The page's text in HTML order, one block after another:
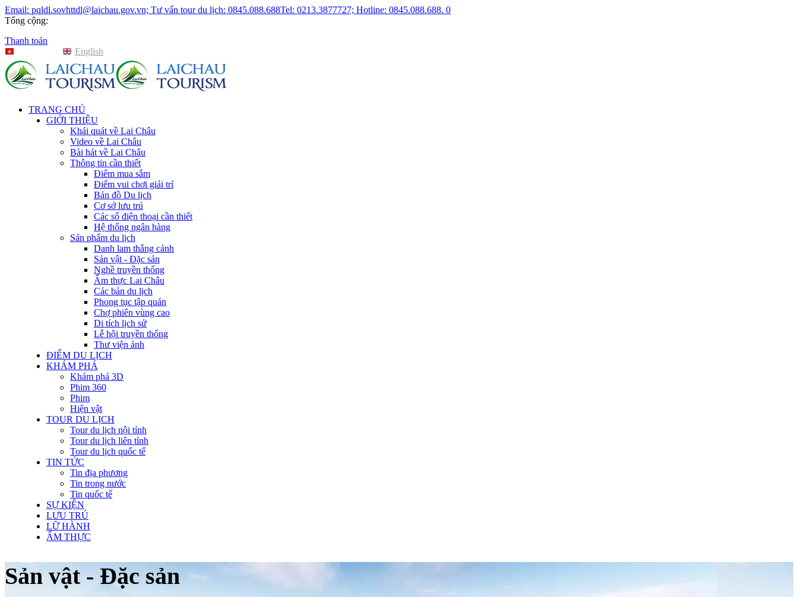
Email: pqldl.sovhttdl@laichau.gov.vn; Tư vấn tour du lịch: 0845.088.688Tel: 0213.3877727; Hotline: 0845.088.688. 0
Tổng cộng:
Thanh toán
English
TRANG CHỦ
GIỚI THIỆU
Khái quát về Lai Châu
Video về Lai Châu
Bài hát về Lai Châu
Thông tin cần thiết
Điểm mua sắm
Điểm vui chơi giải trí
Bản đồ Du lịch
Cơ sở lưu trú
Các số điện thoại cần thiết
Hệ thống ngân hàng
Sản phẩm du lịch
Danh lam thắng cảnh
Sản vật - Đặc sản
Nghề truyền thống
Ẩm thực Lai Châu
Các bản du lịch
Phong tục tập quán
Chợ phiên vùng cao
Di tích lịch sử
Lễ hội truyền thống
Thư viện ảnh
ĐIỂM DU LỊCH
KHÁM PHÁ
Khám phá 3D
Phim 360
Phim
Hiện vật
TOUR DU LỊCH
Tour du lịch nội tỉnh
Tour du lịch liên tỉnh
Tour du lịch quốc tế
TIN TỨC
Tin địa phương
Tin trong nước
Tin quốc tế
SỰ KIỆN
LƯU TRÚ
LỮ HÀNH
ẨM THỰC
Sản vật - Đặc sản